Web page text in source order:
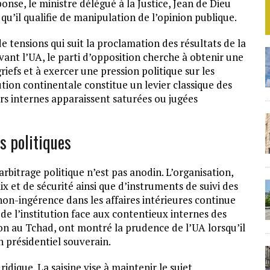
le ministre délégué à la Justice, Jean de Dieu
qualifie de manipulation de l’opinion publique.
tensions qui suit la proclamation des résultats de la
l’UA, le parti d’opposition cherche à obtenir une
et à exercer une pression politique sur les
continentale constitue un levier classique des
internes apparaissent saturées ou jugées
politiques
politique n’est pas anodin. L’organisation,
et de sécurité ainsi que d’instruments de suivi des
ingérence dans les affaires intérieures continue
l’institution face aux contentieux internes des
au Tchad, ont montré la prudence de l’UA lorsqu’il
présidentiel souverain.
La saisine vise à maintenir le sujet